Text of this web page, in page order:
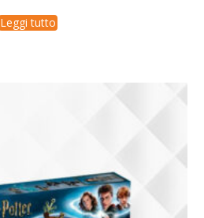
Leggi tutto